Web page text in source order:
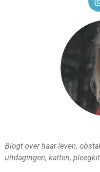
I
Blogt over haar leven,
uitdagingen, katten,